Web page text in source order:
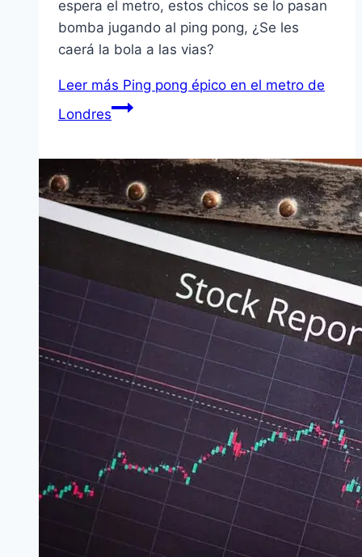
espera el metro, estos chicos se lo pasan
bomba jugando al ping pong, ¿Se les
caerá la bola a las vias?
Leer más Ping pong épico en el metro de
Londres